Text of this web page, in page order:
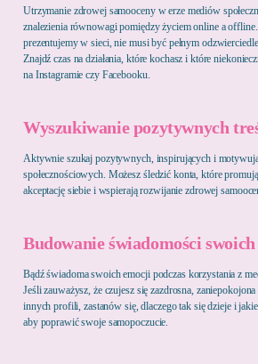
Utrzymanie zdrowej samooceny w erze mediów
znalezienia równowagi pomiędzy życiem online a
prezentujemy w sieci, nie musi być pełnym
Znajdź czas na działania, które kochasz i które
na Instagramie czy Facebooku.
Wyszukiwanie pozytywnych
Aktywnie szukaj pozytywnych, inspirujących i
społecznościowych. Możesz śledzić konta, które
akceptację siebie i wspierają rozwijanie zdrowej
Budowanie świadomości
Bądź świadoma swoich emocji podczas korzystania z
Jeśli zauważysz, że czujesz się zazdrosna,
innych profili, zastanów się, dlaczego tak się dzieje i jakie
aby poprawić swoje samopoczucie.